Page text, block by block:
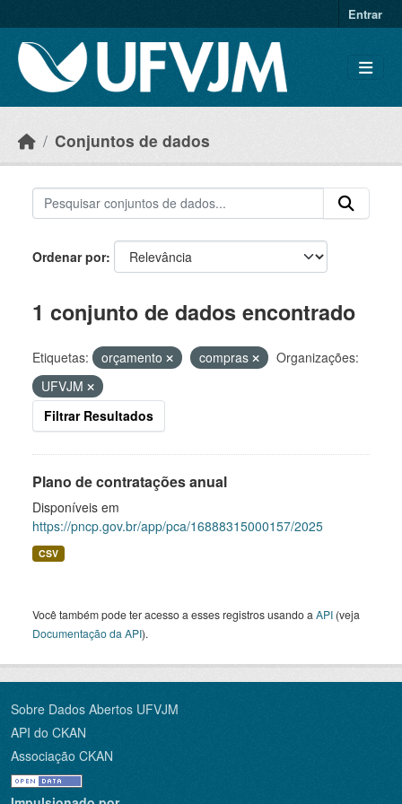
Entrar
Conjuntos de dados
Ordenar por
1 conjunto de dados encontrado
Etiquetas: orçamento compras
Organizações:
UFVJM
Filtrar Resultados
Plano de contratações anual
Disponíveis em
https://pncp.gov.br/app/pca/16888315000157/2025
CSV
Você também pode ter acesso a esses registros usando a API (veja
Documentação da API).
Sobre Dados Abertos UFVJM
API do CKAN
Associação CKAN